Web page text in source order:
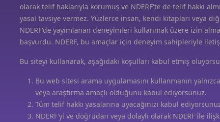
olarak telif haklarıyla korumuş ve NDERF'te de telif hakkı
yasal tavsiye vermez. Yüzlerce insan, kendi kitapları veya
NDERF'de yayımlanan deneyimleri kullanmak üzere izin
başvurdu. NDERF, bu amaçlar için deneyim sahipleriyle
Bu siteyi kullanarak, aşağıdaki koşulları kabul etmiş
Bu web sitesi arama uygulamasını kullanmanın
veya araştırma amaçlı olduğunu kabul ediyorsunuz.
Tüm telif hakkı yasalarına uyacağınızı kabul
NDERF'yi ve doğrudan veya dolaylı olarak NDERF ile